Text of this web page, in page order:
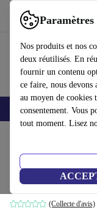
Paramètres
Nos produits et nos
deux réutilisés. En
fournir un contenu
ce faire, nous devons
au moyen de cookies
consentement. Vous
tout moment. Lisez
Utilisez refurbed
Smartphones Laptops
Huawei Pura
12 GB | 256 GB |
(Collecte d'avis)